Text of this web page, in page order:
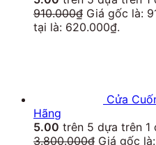
910.000₫ Giá gốc là:
tại là: 620.000₫.
Cửa
Hãng
5.00 trên 5 dựa trên 1
3.800.000₫ Giá gốc